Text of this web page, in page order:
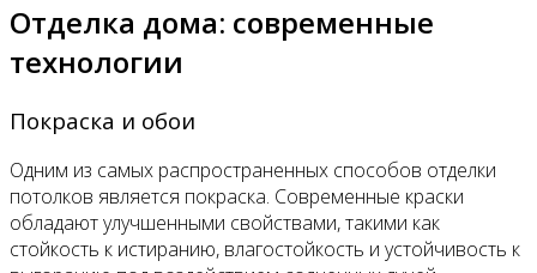
Отделка дома: современные
технологии
Покраска и обои
Одним из самых распространенных способов отделки
потолков является покраска. Современные краски
обладают улучшенными свойствами, такими как
стойкость к истиранию, влагостойкость и устойчивость к